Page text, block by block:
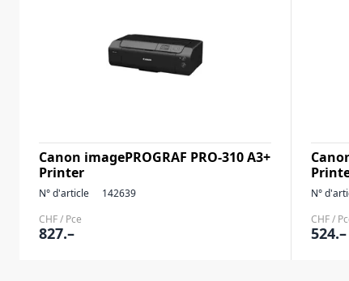
Canon imagePROGRAF PRO-310 A3+
Printer
N° d'article
142639
CHF / Pce
827.–
N°
CHF /
524.–